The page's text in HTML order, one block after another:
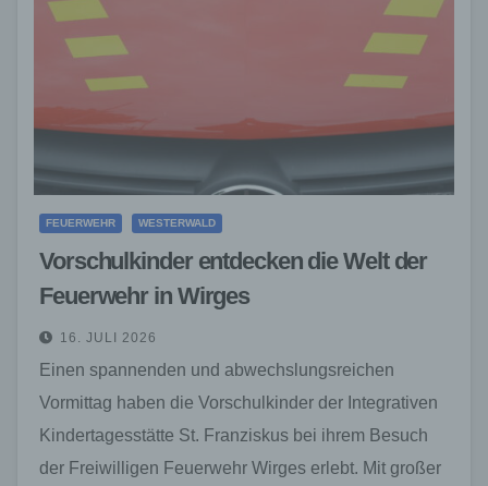
FEUERWEHR WESTERWALD
Vorschulkinder entdecken die Welt der
Feuerwehr in Wirges
16. JULI 2026
Einen spannenden und abwechslungsreichen
Vormittag haben die Vorschulkinder der Integrativen
Kindertagesstätte St. Franziskus bei ihrem Besuch
der Freiwilligen Feuerwehr Wirges erlebt. Mit großer